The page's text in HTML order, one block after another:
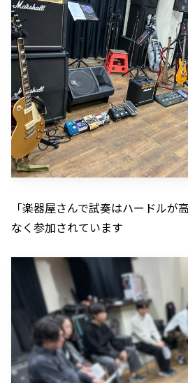
「楽器屋さんで試奏はハードルが
なく参加されています